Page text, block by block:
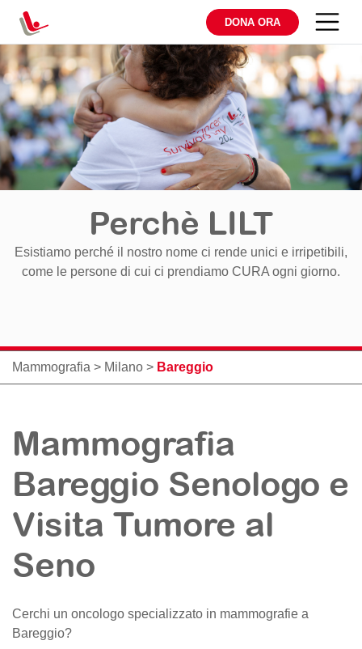
DONA ORA
Perchè LILT
Esistiamo perché il nostro nome ci rende unici e irripetibili,
come le persone di cui ci prendiamo CURA ogni giorno.
Mammografia > Milano > Bareggio
Mammografia
Bareggio Senologo e
Visita Tumore al
Seno
Cerchi un oncologo specializzato in mammografie a
Bareggio?